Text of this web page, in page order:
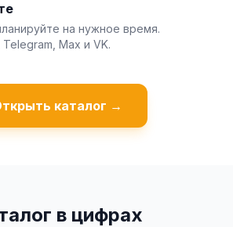
на нужное время.
Max и VK.
каталог →
в цифрах